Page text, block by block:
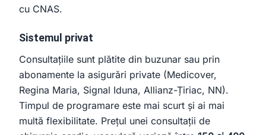
cu CNAS.
Sistemul privat
Consultațiile sunt plătite din buzunar sau prin
abonamente la asigurări private (Medicover,
Regina Maria, Signal Iduna, Allianz-Țiriac, NN).
Timpul de programare este mai scurt și ai mai
multă flexibilitate. Prețul unei consultații de